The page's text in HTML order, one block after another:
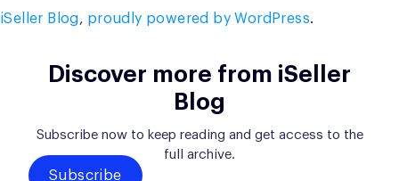
iSeller Blog, proudly powered by WordPress.
Discover more from iSeller
Blog
Subscribe now to keep reading and get access to the
full archive.
Subscribe